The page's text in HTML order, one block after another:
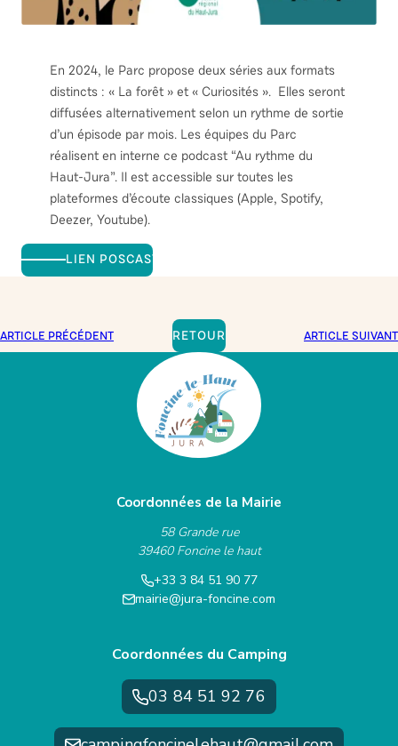
En 2024, le Parc propose deux séries aux formats
distincts : « La forêt » et « Curiosités ». Elles seront
diffusées alternativement selon un rythme de sortie
d’un épisode par mois. Les équipes du Parc
réalisent en interne ce podcast “Au rythme du
Haut-Jura”. Il est accessible sur toutes les
plateformes d’écoute classiques (Apple, Spotify,
Deezer, Youtube).
LIEN POSCAST
ARTICLE PRÉCÉDENT RETOUR ARTICLE SUIVANT
Coordonnées de la Mairie
58 Grande rue
39460 Foncine le haut
+33 3 84 51 90 77
mairie@jura-foncine.com
Coordonnées du Camping
03 84 51 92 76